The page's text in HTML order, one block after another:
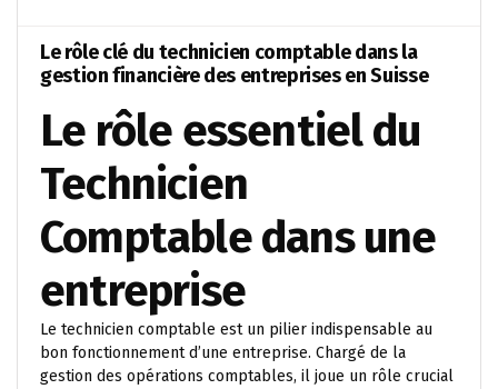
Le rôle clé du technicien comptable dans la
gestion financière des entreprises en Suisse
Le rôle essentiel du
Technicien
Comptable dans une
entreprise
Le technicien comptable est un pilier indispensable au
bon fonctionnement d’une entreprise. Chargé de la
gestion des opérations comptables, il joue un rôle crucial